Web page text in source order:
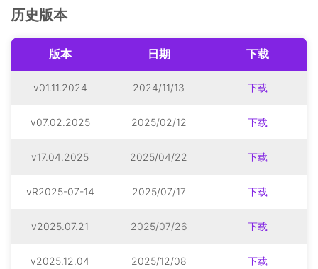
历史版本
版本 日期 下载
v01.11.2024 2024/11/13 下载
v07.02.2025 2025/02/12 下载
v17.04.2025 2025/04/22 下载
vR2025-07-14 2025/07/17 下载
v2025.07.21 2025/07/26 下载
v2025.12.04 2025/12/08 下载